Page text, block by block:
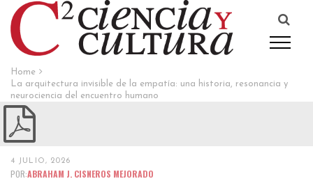
Home
La arquitectura invisible de la empatía: una historia, resonancia y
neurociencia del encuentro humano
4 JULIO, 2026
POR:ABRAHAM J. CISNEROS MEJORADO